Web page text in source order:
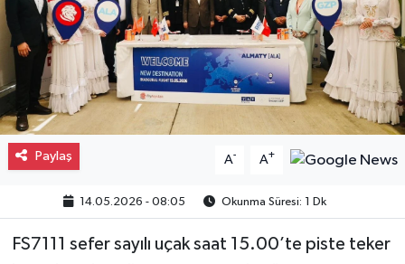
Paylaş A- A+
14.05.2026 - 08:05 Okunma Süresi: 1 Dk
FS7111 sefer sayılı uçak saat 15.00’te piste teker